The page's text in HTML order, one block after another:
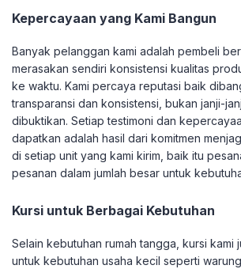
Kepercayaan yang Kami Bangun
Banyak pelanggan kami adalah pembeli
merasakan sendiri konsistensi kualitas
ke waktu. Kami percaya reputasi baik
transparansi dan konsistensi, bukan janji-
dibuktikan. Setiap testimoni dan
dapatkan adalah hasil dari komitmen
di setiap unit yang kami kirim, baik itu
pesanan dalam jumlah besar untuk
Kursi untuk Berbagai Kebutuhan
Selain kebutuhan rumah tangga, kursi kami
untuk kebutuhan usaha kecil seperti